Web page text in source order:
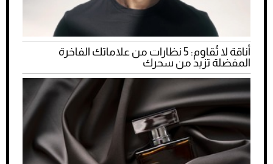
أناقة لا تُقاوم: 5 نظارات من علاماتك الفاخرة
المفضلة تزيد من سحرك